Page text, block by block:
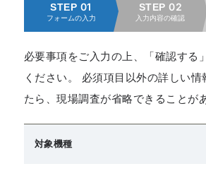
STEP 01
フォームの入力
STEP 02
入力内容の確認
必要事項をご入力の上、「確認する
ください。 必須項目以外の詳しい情
たら、現場調査が省略できることが
対象機種